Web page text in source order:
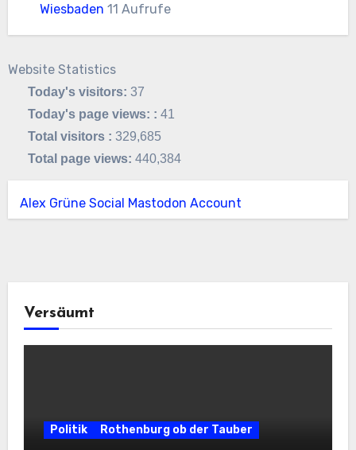
Wiesbaden 11 Aufrufe
Website Statistics
Today's visitors:37
Today's page views: :41
Total visitors :329,685
Total page views:440,384
Alex Grüne Social Mastodon Account
Versäumt
Politik Rothenburg ob der Tauber